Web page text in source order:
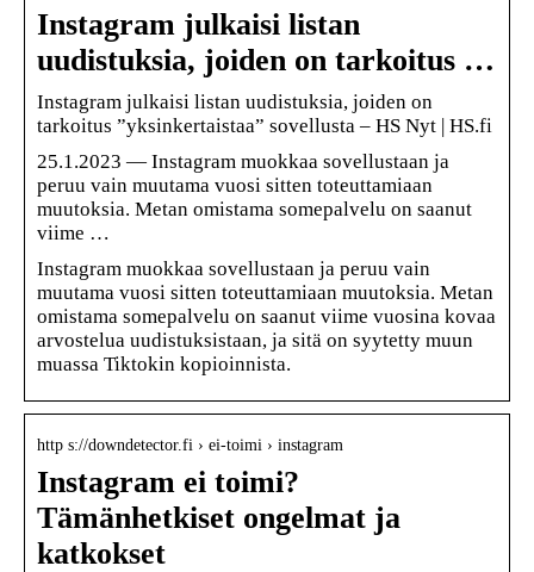
Instagram julkaisi listan
uudistuksia, joiden on tarkoitus …
Instagram julkaisi listan uudistuksia, joiden on
tarkoitus ”yksinkertaistaa” sovellusta – HS Nyt | HS.fi
25.1.2023 — Instagram muokkaa sovellustaan ja
peruu vain muutama vuosi sitten toteuttamiaan
muutoksia. Metan omistama somepalvelu on saanut
viime …
Instagram muokkaa sovellustaan ja peruu vain
muutama vuosi sitten toteuttamiaan muutoksia. Metan
omistama somepalvelu on saanut viime vuosina kovaa
arvostelua uudistuksistaan, ja sitä on syytetty muun
muassa Tiktokin kopioinnista.
http s://downdetector.fi › ei-toimi › instagram
Instagram ei toimi?
Tämänhetkiset ongelmat ja
katkokset